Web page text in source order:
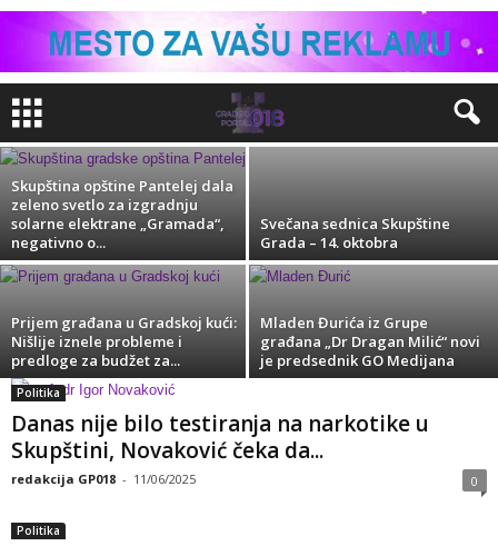
Niški PUPS bira novo rukovodstvo, Hadži
Milorad Stošić izabran za predsednika
redakcija GP018
Skupština opštine Pantelej dala
zeleno svetlo za izgradnju
solarne elektrane „Gramada“,
negativno o...
Svečana sednica Skupštine
Grada – 14. oktobra
Prijem građana u Gradskoj kući:
Nišlije iznele probleme i
predloge za budžet za...
Mladen Đurića iz Grupe
građana „Dr Dragan Milić“ novi
je predsednik GO Medijana
Politika
Danas nije bilo testiranja na narkotike u
Skupštini, Novaković čeka da...
redakcija GP018 - 11/06/2025 0
Politika